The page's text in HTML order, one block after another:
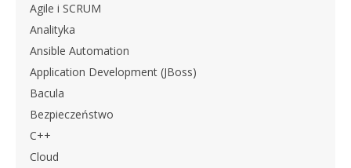
Agile i SCRUM
Analityka
Ansible Automation
Application Development (JBoss)
Bacula
Bezpieczeństwo
C++
Cloud